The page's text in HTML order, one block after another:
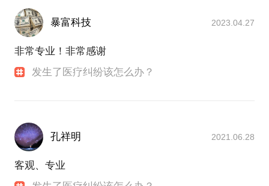
暴富科技 2023.04.27
非常专业！非常感谢
发生了医疗纠纷该怎么办？
孔祥明 2021.06.28
客观、专业